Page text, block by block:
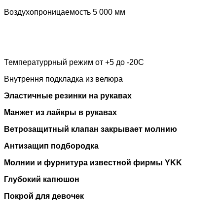
Воздухопроницаемость 5 000 мм
Температуррный режим от +5 до -20С
Внутрення подкладка из велюра
Эластичные резинки на рукавах
Манжет из лайкры в рукавах
Ветрозащитный клапан закрывает молнию
Антизащип подбородка
Молнии и фурнитура известной фирмы YKK
Глубокий капюшон
Покрой для девочек